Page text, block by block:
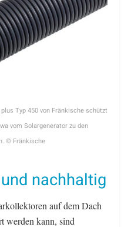
Typ 450 von Fränkische schützt
vom Solargenerator zu den
© Fränkische
nachhaltig
auf dem Dach
werden kann, sind